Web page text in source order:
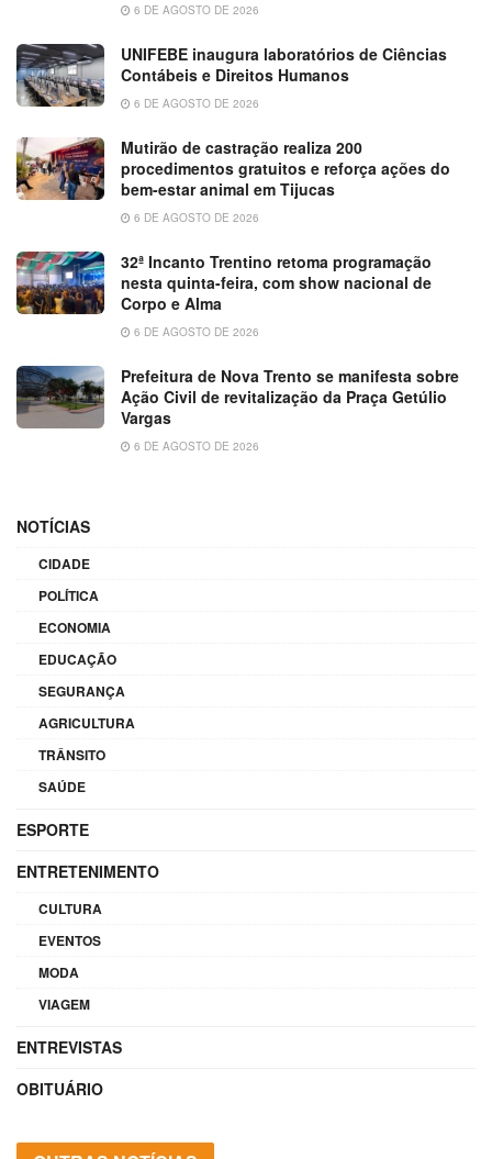
6 DE AGOSTO DE 2026
UNIFEBE inaugura laboratórios de Ciências
Contábeis e Direitos Humanos
6 DE AGOSTO DE 2026
Mutirão de castração realiza 200
procedimentos gratuitos e reforça ações do
bem-estar animal em Tijucas
6 DE AGOSTO DE 2026
32ª Incanto Trentino retoma programação
nesta quinta-feira, com show nacional de
Corpo e Alma
6 DE AGOSTO DE 2026
Prefeitura de Nova Trento se manifesta sobre
Ação Civil de revitalização da Praça Getúlio
Vargas
6 DE AGOSTO DE 2026
NOTÍCIAS
CIDADE
POLÍTICA
ECONOMIA
EDUCAÇÃO
SEGURANÇA
AGRICULTURA
TRÂNSITO
SAÚDE
ESPORTE
ENTRETENIMENTO
CULTURA
EVENTOS
MODA
VIAGEM
ENTREVISTAS
OBITUÁRIO